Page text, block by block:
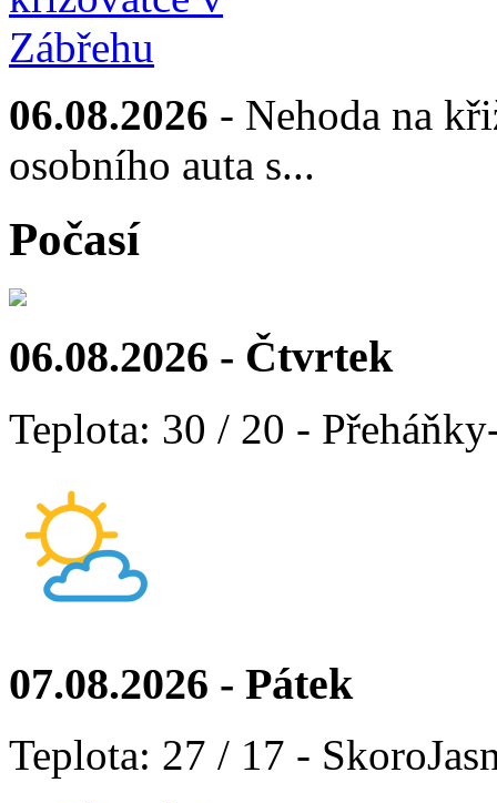
06.08.2026 - Nehoda na
osobního auta s...
Počasí
06.08.2026 - Čtvrtek
Teplota: 30 / 20 -
07.08.2026 - Pátek
Teplota: 27 / 17 -